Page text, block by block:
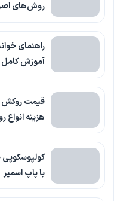
روش‌های
راهنمای
آموزش کامل
هزینه انواع
با پاپ اسمیر